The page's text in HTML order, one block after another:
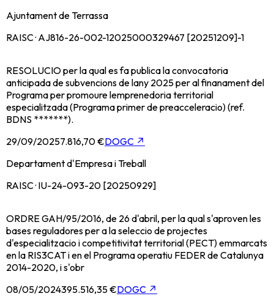
Ajuntament de Terrassa
RAISC · AJ816-26-002-12025000329467 [20251209]-1
RESOLUCIO per la qual es fa publica la convocatoria
anticipada de subvencions de lany 2025 per al finanament del
Programa per promoure lemprenedoria territorial
especialitzada (Programa primer de preacceleracio) (ref.
BDNS *******).
29/09/20257.816,70 €DOGC ↗
Departament d'Empresa i Treball
RAISC · IU-24-093-20 [20250929]
ORDRE GAH/95/2016, de 26 d'abril, per la qual s'aproven les
bases reguladores per a la seleccio de projectes
d'especialitzacio i competitivitat territorial (PECT) emmarcats
en la RIS3CAT i en el Programa operatiu FEDER de Catalunya
2014-2020, i s'obr
08/05/2024395.516,35 €DOGC ↗